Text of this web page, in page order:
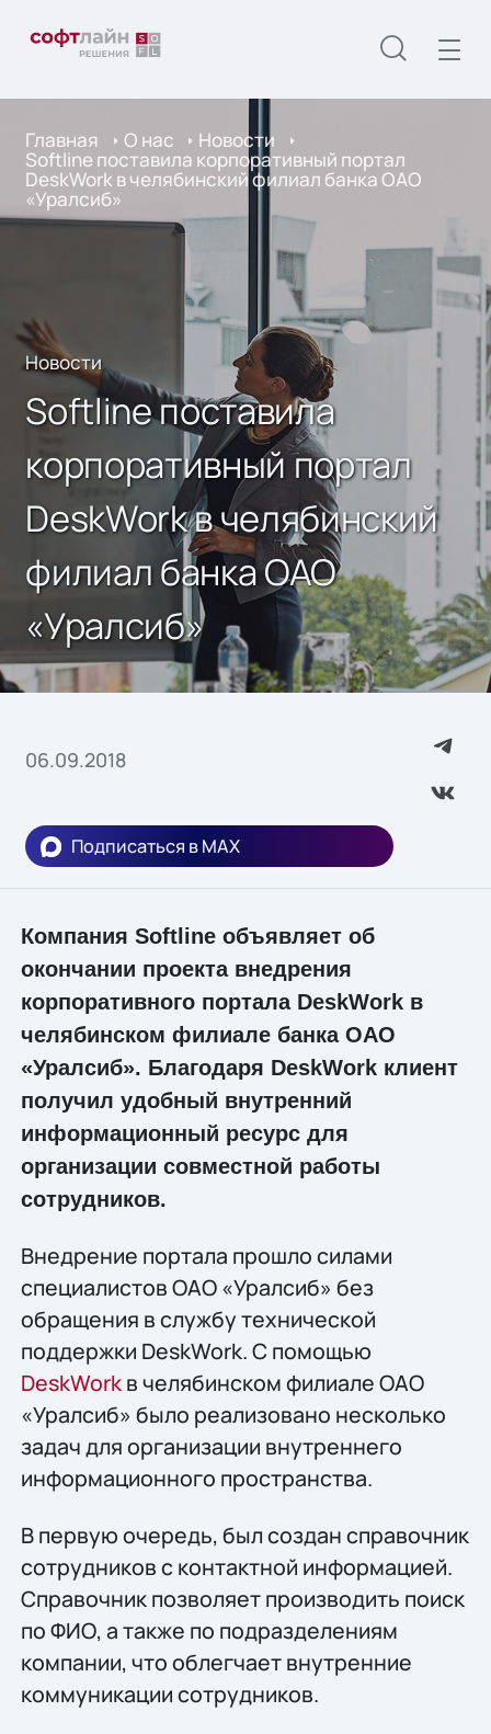
Главная О нас Новости
Softline поставила корпоративный портал
DeskWork в челябинский филиал банка ОАО
«Уралсиб»
Новости
Softline поставила
корпоративный портал
DeskWork в челябинский
филиал банка ОАО
«Уралсиб»
06.09.2018
Подписаться в MAX
Компания Softline объявляет об
окончании проекта внедрения
корпоративного портала DeskWork в
челябинском филиале банка ОАО
«Уралсиб». Благодаря DeskWork клиент
получил удобный внутренний
информационный ресурс для
организации совместной работы
сотрудников.
Внедрение портала прошло силами
специалистов ОАО «Уралсиб» без
обращения в службу технической
поддержки DeskWork. C помощью
DeskWorkв челябинском филиале ОАО
«Уралсиб» было реализовано несколько
задач для организации внутреннего
информационного пространства.
В первую очередь, был создан справочник
сотрудников с контактной информацией.
Справочник позволяет производить поиск
по ФИО, а также по подразделениям
компании, что облегчает внутренние
коммуникации сотрудников.